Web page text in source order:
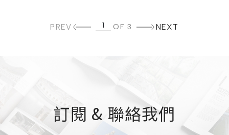
PREV OF 3 NEXT
訂閱 & 聯絡我們